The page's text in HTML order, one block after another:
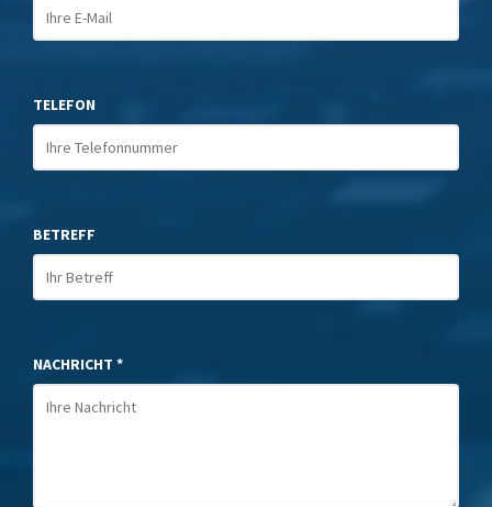
TELEFON
BETREFF
NACHRICHT *